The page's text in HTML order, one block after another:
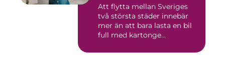
Att flytta mellan Sveriges
två största städer innebär
mer än att bara lasta en bil
full med kartonge...